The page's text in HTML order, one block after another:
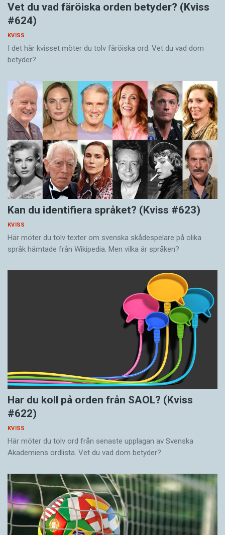
Vet du vad färöiska orden betyder? (Kviss
#624)
KVISS
I det här kvisset möter du tolv färöiska ord. Vet du vad dom
betyder?
Kan du identifiera språket? (Kviss #623)
KVISS
Här möter du tolv texter om svenska skådespelare på olika
språk hämtade från Wikipedia. Men vilka är språken?
Har du koll på orden från SAOL? (Kviss
#622)
KVISS
Här möter du tolv ord från senaste upplagan av Svenska
Akademiens ordlista. Vet du vad dom betyder?